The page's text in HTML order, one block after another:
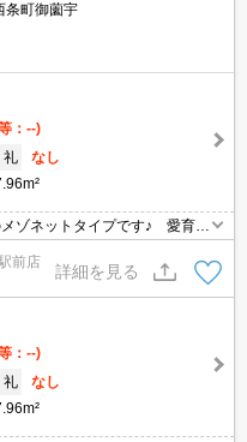
条町御薗宇
：--)
礼
なし
ゾネットタイプです♪ 愛育保
件♪徒歩圏内に、スーパー・ド
物も便利！大型SCまで車で５
も楽しいですよ♪生活便利な住
前店
詳細を見る
：--)
礼
なし